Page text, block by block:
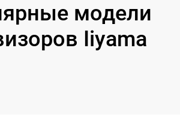
модели
Iiyama